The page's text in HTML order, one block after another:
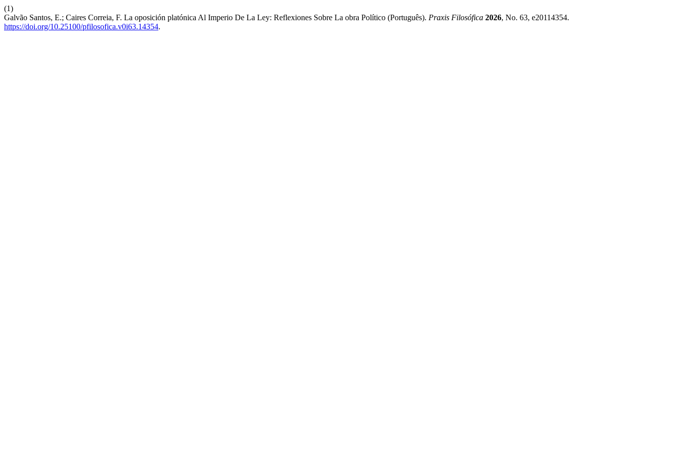
(1)
Galvão Santos, E.; Caires Correia, F. La oposición platónica Al Imperio De La Ley: Reflexiones Sobre La obra Político (Português). Praxis Filosófica 2026, No. 63, e20114354.
https://doi.org/10.25100/pfilosofica.v0i63.14354.